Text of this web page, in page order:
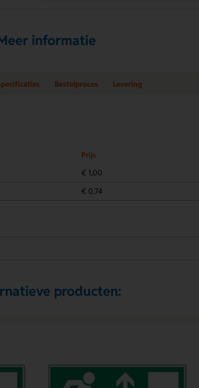
informatie
Bestelproces Levering
Prijs
€ 1,00
€ 0,74
producten: